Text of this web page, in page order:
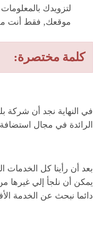
لتزويدك
موقعك, فقط أنت
كلمة مختصرة:
في النهاية نجد أن
الرائدة في مجال استضافة
بعد أن رأينا كل الخدمات
يمكن أن نلجأ إلي غيرها
دائما نبحث عن الخدمة